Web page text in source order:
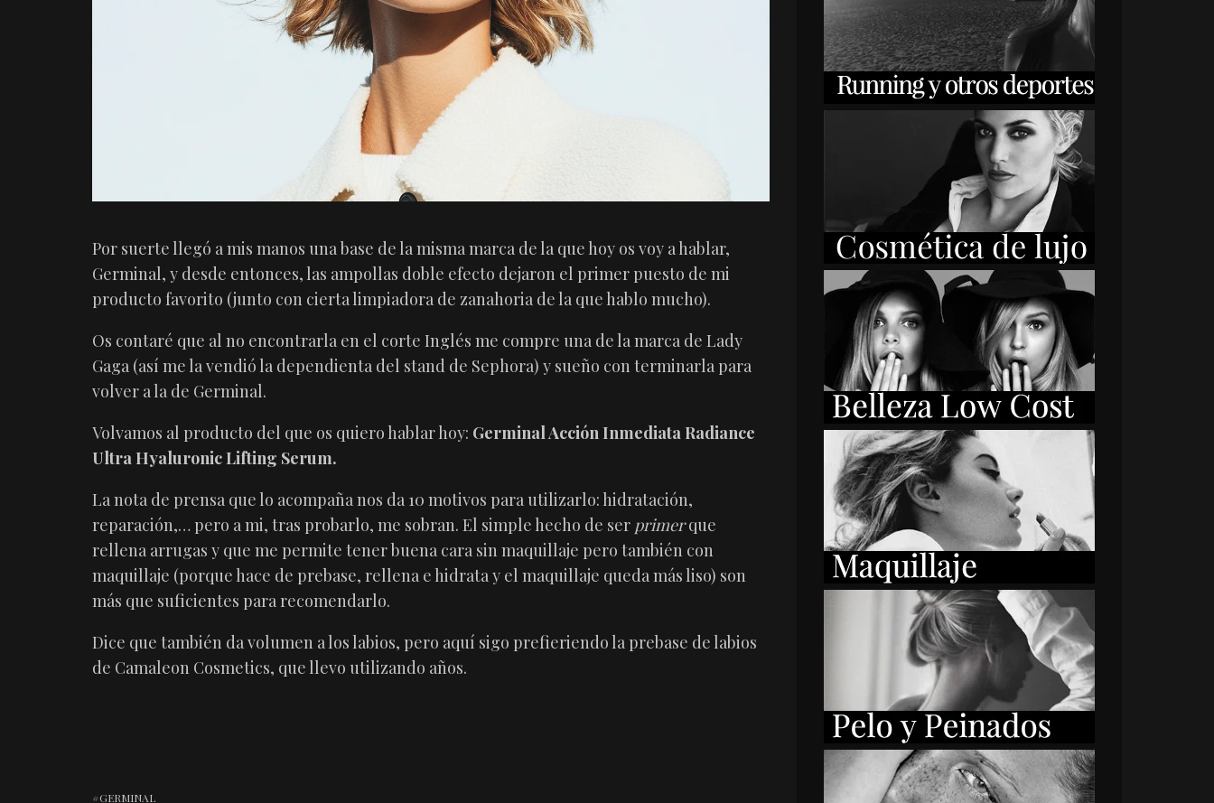
Por suerte llegó a mis manos una base de la misma marca de la que hoy os voy a hablar,
Germinal, y desde entonces, las ampollas doble efecto dejaron el primer puesto de mi
producto favorito (junto con cierta limpiadora de zanahoria de la que hablo mucho).
Os contaré que al no encontrarla en el corte Inglés me compre una de la marca de Lady
Gaga (así me la vendió la dependienta del stand de Sephora) y sueño con terminarla para
volver a la de Germinal.
Volvamos al producto del que os quiero hablar hoy: Germinal Acción Inmediata Radiance
Ultra Hyaluronic Lifting Serum.
La nota de prensa que lo acompaña nos da 10 motivos para utilizarlo: hidratación,
reparación,… pero a mi, tras probarlo, me sobran. El simple hecho de ser primerque
rellena arrugas y que me permite tener buena cara sin maquillaje pero también con
maquillaje (porque hace de prebase, rellena e hidrata y el maquillaje queda más liso) son
más que suficientes para recomendarlo.
Dice que también da volumen a los labios, pero aquí sigo prefieriendo la prebase de labios
de Camaleon Cosmetics, que llevo utilizando años.
GERMINAL